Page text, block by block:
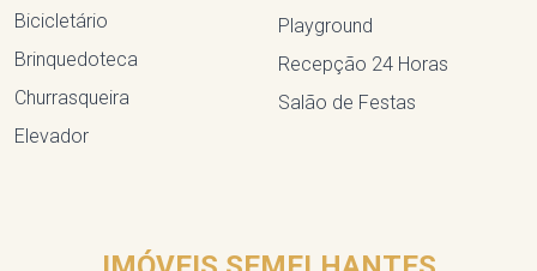
Bicicletário
Brinquedoteca
Churrasqueira
Elevador
Playground
Recepção 24 Horas
Salão de Festas